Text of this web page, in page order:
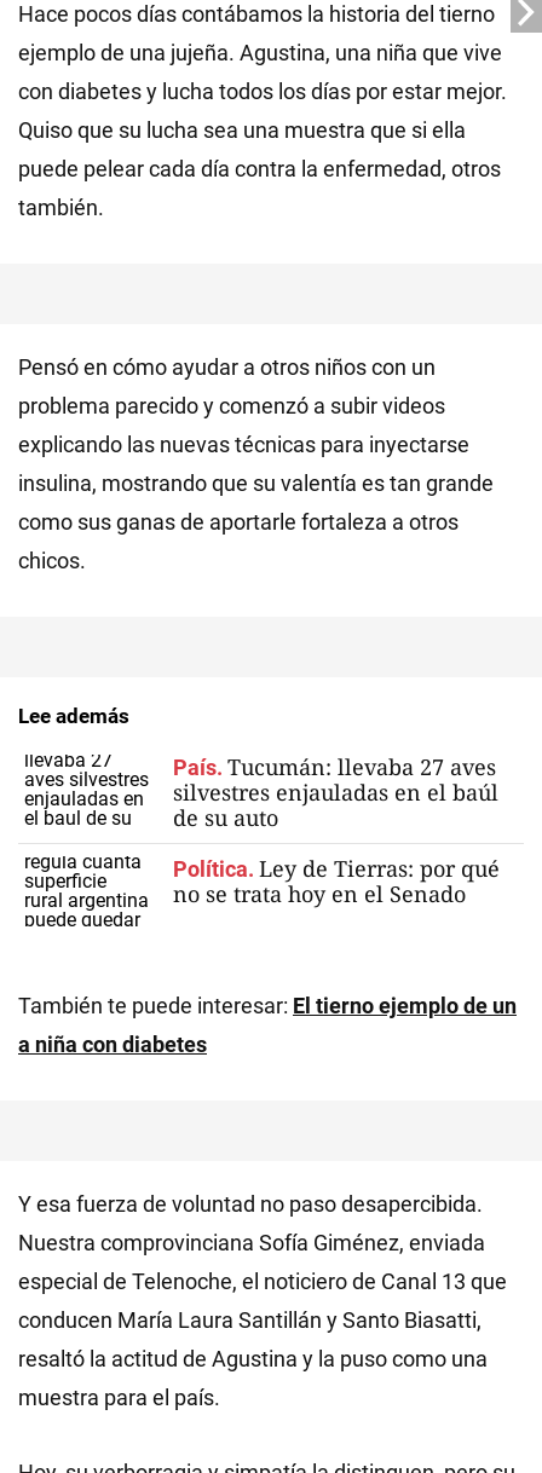
Hace pocos días contábamos la historia del tierno
ejemplo de una jujeña. Agustina, una niña que vive
con diabetes y lucha todos los días por estar mejor.
Quiso que su lucha sea una muestra que si ella
puede pelear cada día contra la enfermedad, otros
también.
Pensó en cómo ayudar a otros niños con un
problema parecido y comenzó a subir videos
explicando las nuevas técnicas para inyectarse
insulina, mostrando que su valentía es tan grande
como sus ganas de aportarle fortaleza a otros
chicos.
Lee además
País. Tucumán: llevaba 27 aves
silvestres enjauladas en el baúl
de su auto
Política. Ley de Tierras: por qué
no se trata hoy en el Senado
También te puede interesar: El tierno ejemplo de un
a niña con diabetes
Y esa fuerza de voluntad no paso desapercibida.
Nuestra comprovinciana Sofía Giménez, enviada
especial de Telenoche, el noticiero de Canal 13 que
conducen María Laura Santillán y Santo Biasatti,
resaltó la actitud de Agustina y la puso como una
muestra para el país.